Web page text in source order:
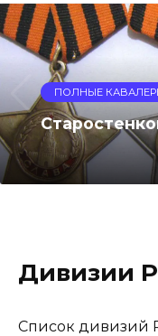
ПОЛНЫЕ
Дивизии
Список дивизий